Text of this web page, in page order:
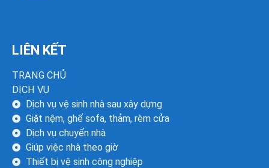
LIÊN KẾT
TRANG CHỦ
DỊCH VỤ
Dịch vụ vệ sinh nhà sau xây dựng
Giặt nệm, ghế sofa, thảm, rèm cửa
Dịch vụ chuyển nhà
Giúp việc nhà theo giờ
Thiết bị vệ sinh công nghiệp